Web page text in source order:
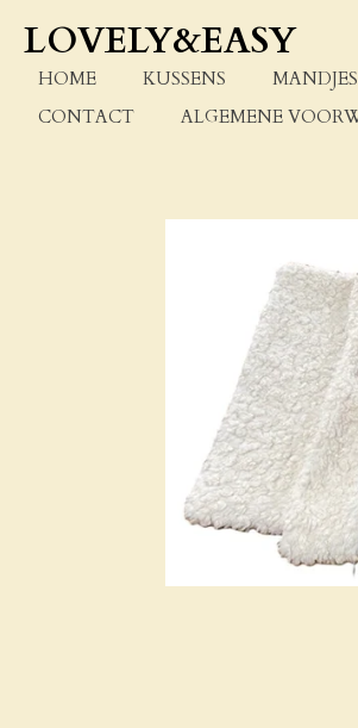
Ga
direct
naar
hoofdinhoud
LOVELY&EASY
HOME KUSSENS MANDJES
CONTACT
ALGEMENE